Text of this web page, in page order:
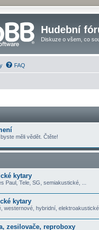
Hudební
Diskuze o všem, co
FAQ
měli vědět. Čtěte!
kytary
Paul, Tele, SG, semiakustické, ...
kytary
westernové, hybridní, elektroakustické,
zesilovače, reproboxy